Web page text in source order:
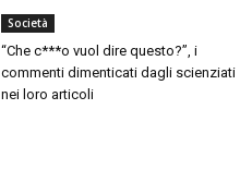
Società
“Che c***o vuol dire questo?”, i
commenti dimenticati dagli scienziati
nei loro articoli